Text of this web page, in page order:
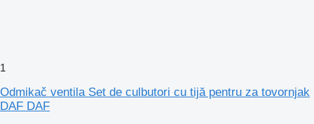
1
Odmikač ventila Set de culbutori cu tijă pentru za tovornjak
DAF DAF